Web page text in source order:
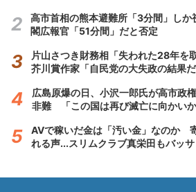
高市首相の熊本避難所「3分間」し
閣広報官「51分間」だと否定
片山さつき財務相「失われた28年を
芥川賞作家「自民党の大失政の結果だ
広島原爆の日、小沢一郎氏が高市政
非難 「この国は再び滅亡に向かいか
AVで稼いだ金は「汚い金」なのか
れる声...スリムクラブ真栄田もバッサ